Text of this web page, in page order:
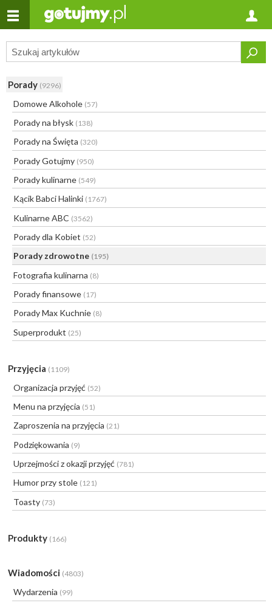
Porady (9296)
Domowe Alkohole (57)
Porady na błysk (138)
Porady na Święta (320)
Porady Gotujmy (950)
Porady kulinarne (549)
Kącik Babci Halinki (1767)
Kulinarne ABC (3562)
Porady dla Kobiet (52)
Porady zdrowotne (195)
Fotografia kulinarna (8)
Porady finansowe (17)
Porady Max Kuchnie (8)
Superprodukt (25)
Przyjęcia (1109)
Organizacja przyjęć (52)
Menu na przyjęcia (51)
Zaproszenia na przyjęcia (21)
Podziękowania (9)
Uprzejmości z okazji przyjęć (781)
Humor przy stole (121)
Toasty (73)
Produkty (166)
Wiadomości (4803)
Wydarzenia (99)